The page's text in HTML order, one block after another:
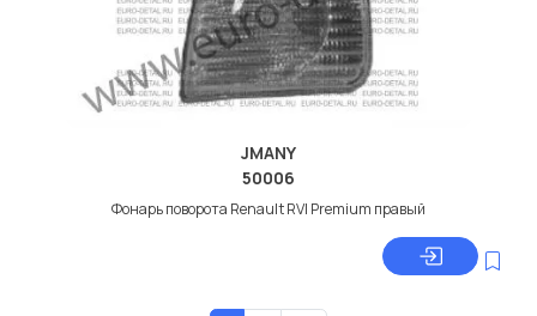
JMANY
50006
Фонарь поворота Renault RVI Premium правый